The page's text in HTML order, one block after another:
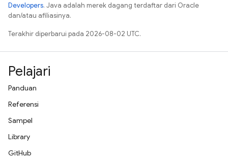
Developers. Java adalah merek dagang terdaftar dari Oracle
dan/atau afiliasinya.
Terakhir diperbarui pada 2026-08-02 UTC.
Pelajari
Panduan
Referensi
Sampel
Library
GitHub